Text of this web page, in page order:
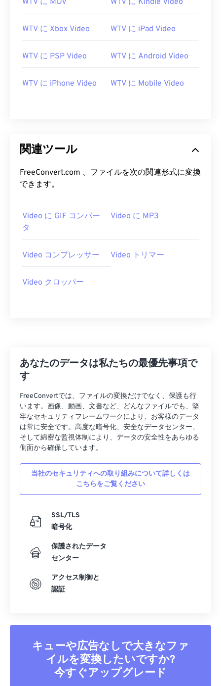
役立つリンク:
center-sdk/bb188788(v=msdn.10)
WTV に MOV WTV に Kindle Video
WTV に Xbox Video WTV に iPad Video
WTV に PSP Video WTV に Android Video
WTV に iPhone Video WTV に Mobile Video
関連ツール
FreeConvert.com 、ファイルを次の関連形式に変換
できます。
Video に GIF コンバー
タ
Video に MP3
Video コンプレッサー Video トリマー
Video クロッパー
あなたのデータは私たちの最優先事項で
す
FreeConvertでは、ファイルの変換だけでなく、保護も行
います。画像、動画、文書など、どんなファイルでも、堅
牢なセキュリティフレームワークにより、お客様のデータ
は常に安全です。高度な暗号化、安全なデータセンター、
そして綿密な監視体制により、データの安全性をあらゆる
側面から確保しています。
当社のセキュリティへの取り組みについて詳しくは
こちらをご覧ください
SSL/TLS
暗号化
保護されたデータ
センター
アクセス制御と
認証
キューや広告なしで大きなファ
イルを変換したいですか?
今すぐアップグレード